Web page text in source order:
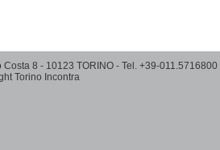
8 - 10123 TORINO - Tel. +39-011.5716800
Torino Incontra